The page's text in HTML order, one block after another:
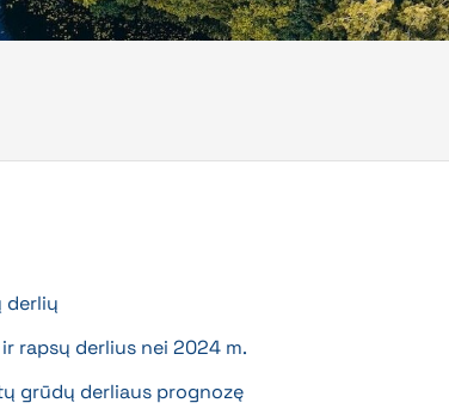
derlių
rapsų derlius nei 2024 m.
grūdų derliaus prognozę